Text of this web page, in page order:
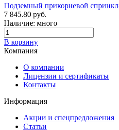
Подземный прикорневой
7 845.80 руб.
Наличие: много
В корзину
Компания
О компании
Лицензии и сертификаты
Контакты
Информация
Акции и спецпредложения
Статьи